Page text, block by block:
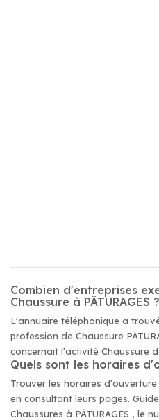
Combien d'entreprises
Chaussure à PÂTURAGES ?
L'annuaire téléphonique a
profession de Chaussure
concernait l'activité Chaussure
Quels sont les horaires
Trouver les horaires
en consultant leurs pages.
Chaussures à PÂTURAGES , le